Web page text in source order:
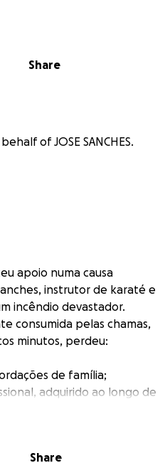
Share
of JOSE SANCHES.
apoio numa causa
instrutor de karaté e
incêndio devastador.
consumida pelas chamas,
minutos, perdeu:
de família;
adquirido ao longo de
de som, partituras,
de dedicação ao ensino e
Share